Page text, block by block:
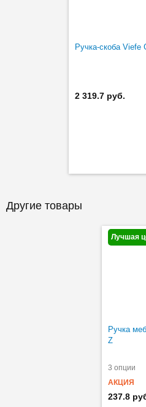
Ручка-скоба Viefe
2 319.7 руб.
Другие товары
Лучшая
Ручка
Z
3 опции
АКЦИЯ
237.8